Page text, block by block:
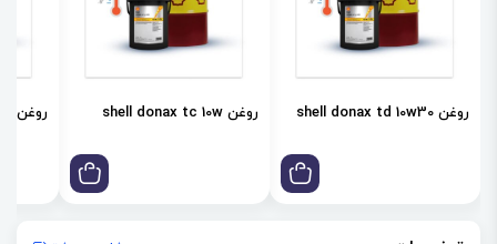
روغن shell donax td 10w30 روغن shell donax tc 10w روغن shell donax td 85w